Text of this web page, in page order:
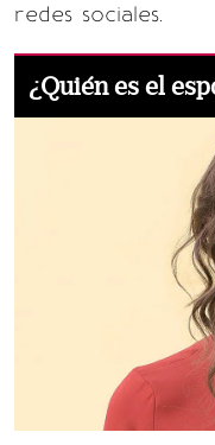
redes sociales.
¿Quién es el